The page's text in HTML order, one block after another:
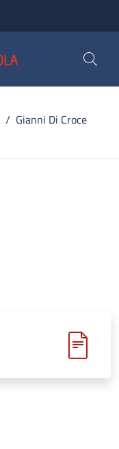
/ Gianni Di Croce